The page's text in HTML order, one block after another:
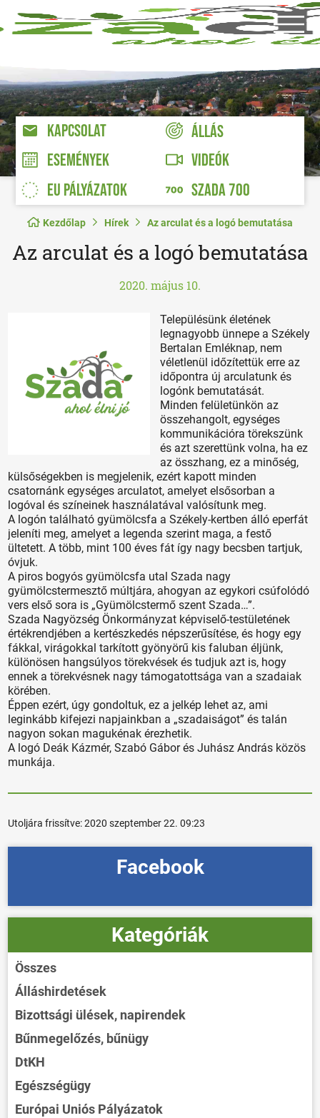
KAPCSOLAT
ÁLLÁS
ESEMÉNYEK
VIDEÓK
EU PÁLYÁZATOK
SZADA 700
Kezdőlap Hírek Az arculat és a logó bemutatása
Az arculat és a logó bemutatása
2020. május 10.
Településünk életének
legnagyobb ünnepe a Székely
Bertalan Emléknap, nem
véletlenül időzítettük erre az
időpontra új arculatunk és
logónk bemutatását.
Minden felületünkön az
összehangolt, egységes
kommunikációra törekszünk
és azt szerettünk volna, ha ez
az összhang, ez a minőség,
külsőségekben is megjelenik, ezért kapott minden
csatornánk egységes arculatot, amelyet elsősorban a
logóval és színeinek használatával valósítunk meg.
A logón található gyümölcsfa a Székely-kertben álló eperfát
jeleníti meg, amelyet a legenda szerint maga, a festő
ültetett. A több, mint 100 éves fát így nagy becsben tartjuk,
óvjuk.
A piros bogyós gyümölcsfa utal Szada nagy
gyümölcstermesztő múltjára, ahogyan az egykori csúfolódó
vers első sora is „Gyümölcstermő szent Szada…”.
Szada Nagyözség Önkormányzat képviselő-testületének
értékrendjében a kertészkedés népszerűsítése, és hogy egy
fákkal, virágokkal tarkított gyönyörű kis faluban éljünk,
különösen hangsúlyos törekvések és tudjuk azt is, hogy
ennek a törekvésnek nagy támogatottsága van a szadaiak
körében.
Éppen ezért, úgy gondoltuk, ez a jelkép lehet az, ami
leginkább kifejezi napjainkban a „szadaiságot” és talán
nagyon sokan magukénak érezhetik.
A logó Deák Kázmér, Szabó Gábor és Juhász András közös
munkája.
Utoljára frissítve:2020 szeptember 22. 09:23
Facebook
Kategóriák
Összes
Álláshirdetések
Bizottsági ülések, napirendek
Bűnmegelőzés, bűnügy
DtKH
Egészségügy
Európai Uniós Pályázatok